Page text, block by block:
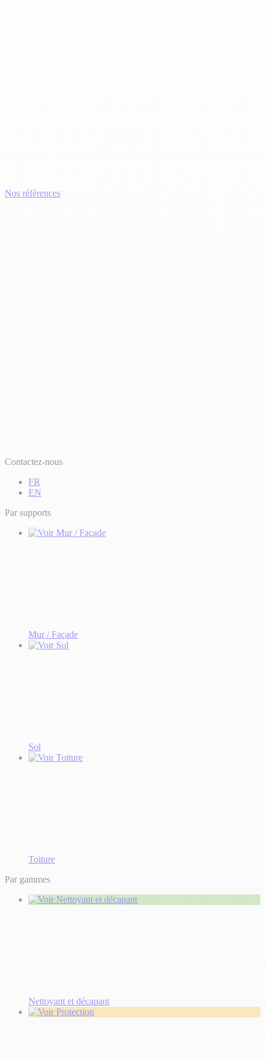
Nos références
Contactez-nous
FR
EN
Par supports
Mur / Façade
Sol
Toiture
Par gammes
Nettoyant et décapant